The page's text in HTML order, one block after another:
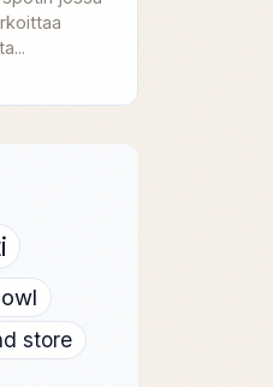
store